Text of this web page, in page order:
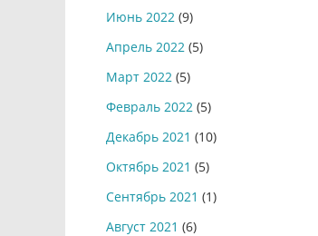
Июнь 2022 (9)
Апрель 2022 (5)
Март 2022 (5)
Февраль 2022 (5)
Декабрь 2021 (10)
Октябрь 2021 (5)
Сентябрь 2021 (1)
Август 2021 (6)